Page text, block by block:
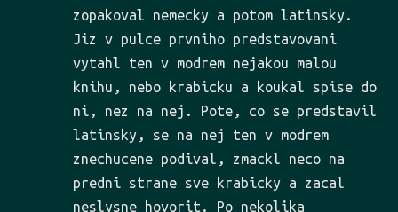
zopakoval nemecky a potom latinsky.
Jiz v pulce prvniho predstavovani
vytahl ten v modrem nejakou malou
knihu, nebo krabicku a koukal spise do
ni, nez na nej. Pote, co se predstavil
latinsky, se na nej ten v modrem
znechucene podival, zmackl neco na
predni strane sve krabicky a zacal
neslysne hovorit. Po nekolika